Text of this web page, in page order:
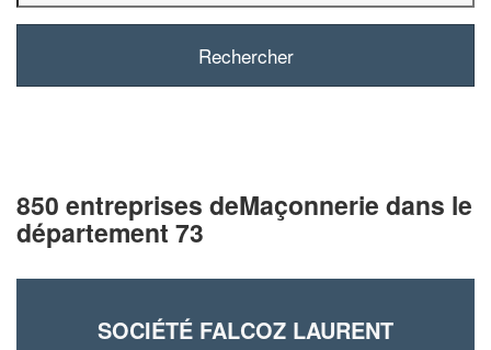
850 entreprises deMaçonnerie dans le
département 73
SOCIÉTÉ FALCOZ LAURENT